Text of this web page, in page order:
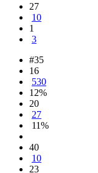
27
10
1
3
#35
16
530
12%
20
27
11%
40
10
23